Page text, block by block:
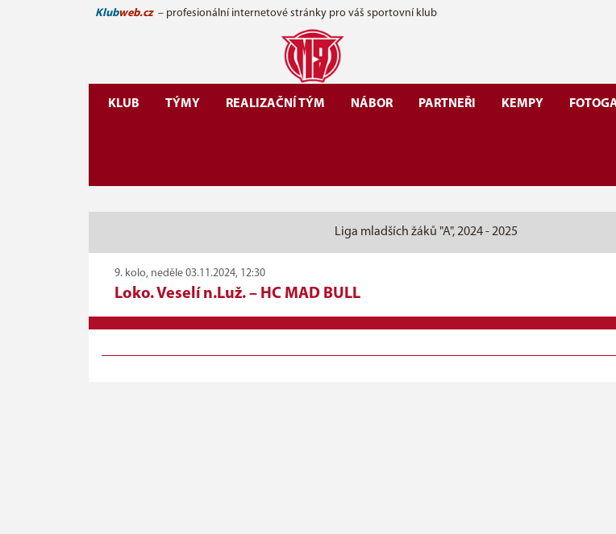
Klubweb.cz – profesionální internetové stránky pro váš sportovní klub
KLUB TÝMY REALIZAČNÍ TÝM NÁBOR PARTNEŘI KEMPY
Liga mladších žáků "A", 2024 - 2025
9. kolo, neděle 03.11.2024, 12:30
Loko. Veselí n.Luž. – HC MAD BULL